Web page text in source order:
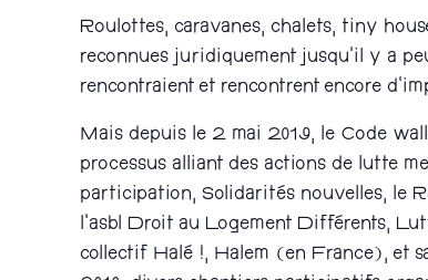
Roulottes, caravanes, chalets, tiny
reconnues juridiquement jusqu’il y a
rencontraient et rencontrent encore
Mais depuis le 2 mai 2019, le Code
processus alliant des actions de lutte
participation, Solidarités nouvelles, le
l’asbl Droit au Logement Différents,
collectif Halé !, Halem (en France), et